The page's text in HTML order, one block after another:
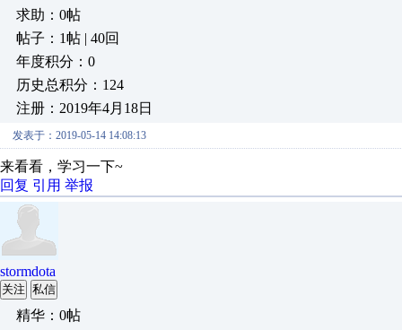
求助：0帖
帖子：1帖 | 40回
年度积分：0
历史总积分：124
注册：2019年4月18日
发表于：2019-05-14 14:08:13
来看看，学习一下~
回复 引用 举报
stormdota
关注 私信
精华：0帖